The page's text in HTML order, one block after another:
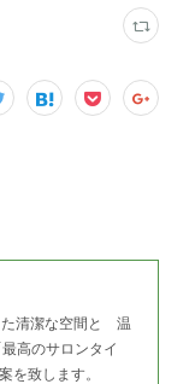
清潔な空間と 温
高のサロンタイ
を致します。